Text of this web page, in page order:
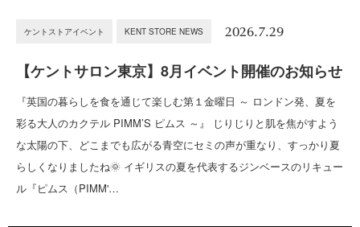
ケントストアイベント KENT STORE NEWS 2026.7.29
【ケントサロン東京】8月イベント開催のお知らせ
『英国の暮らしを食を通じて楽しむ第１金曜日 ～ ロンドン発、夏を
彩る大人のカクテル PIMM’S ピムス ～』 じりじりと肌を焦がすよう
な太陽の下、どこまでも広がる青空にセミの声が重なり、すっかり夏
らしくなりましたね🌞 イギリスの夏を代表するジンベースのリキュー
ル『ピムス（PIMM'…